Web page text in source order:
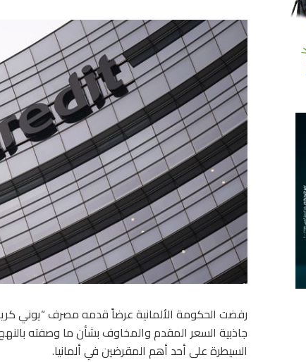
رفضت الحكومة الألمانية عرضاً قدمه مصرف “يوني
جاذبية السعر المقدم والمخاوف بشأن ما وصفته
السيطرة على أحد أهم المقرضين في ألمانيا.